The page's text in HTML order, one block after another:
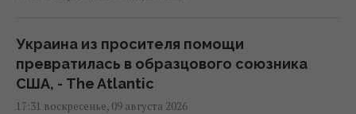
Украина из просителя помощи
превратилась в образцового союзника
США, - The Atlantic
17:31 воскресенье, 09 августа 2026